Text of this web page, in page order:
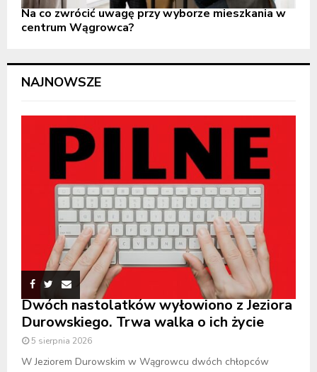
Na co zwrócić uwagę przy wyborze mieszkania w
centrum Wągrowca?
NAJNOWSZE
Dwóch nastolatków wyłowiono z Jeziora
Durowskiego. Trwa walka o ich życie
5 sierpnia 2026
W Jeziorem Durowskim w Wągrowcu dwóch chłopców